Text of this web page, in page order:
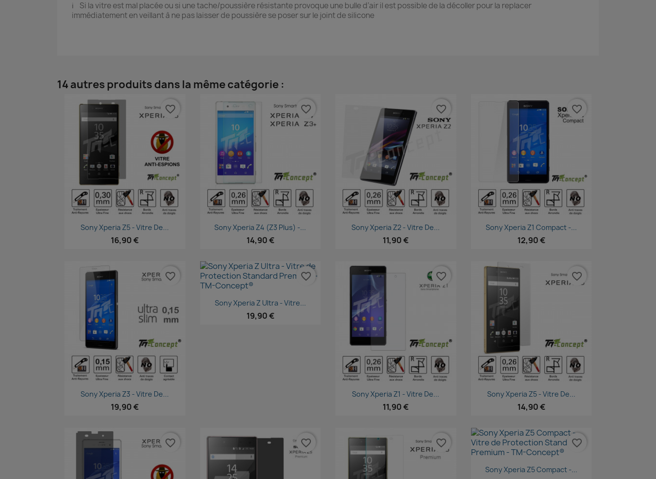
ℹ️ Si la vitre est mal placée ou si une tache/poussière résistante provoque une bulle d’air il est possible de la décoller pour la replacer
immédiatement en veillant à ne pas laisser de poussière se poser sur le joint de silicone
14 autres produits dans la même catégorie :
Aperçu rapide
Sony Xperia Z5 - Vitre De...
16,90 €
favorite_border
Aperçu rapide
Sony Xperia Z4 (Z3 Plus) -...
14,90 €
favorite_border
Aperçu rapide
Sony Xperia Z2 - Vitre De...
11,90 €
favorite_border
Aperçu rapide
Sony Xperia Z1 Compact -...
12,90 €
favorite_border
Aperçu rapide
Sony Xperia Z3 - Vitre De...
19,90 €
favorite_border
Aperçu rapide
Sony Xperia Z Ultra - Vitre...
19,90 €
favorite_border
Aperçu rapide
Sony Xperia Z1 - Vitre De...
11,90 €
favorite_border
Aperçu rapide
Sony Xperia Z5 - Vitre De...
14,90 €
favorite_border
favorite_border favorite_border favorite_border
Aperçu rapide
Sony Xperia Z5 Compact -...
favorite_border